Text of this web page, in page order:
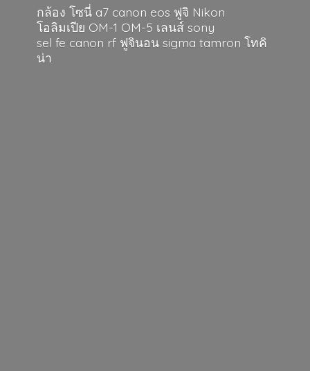
กล้อง โซนี่ a7 canon eos ฟูจิ Nikon
โอลิมเปีย OM-1 OM-5 เลนส์ sony
sel fe canon rf ฟูจินอน sigma tamron โทคิ
น่า